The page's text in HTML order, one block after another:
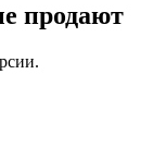
продают